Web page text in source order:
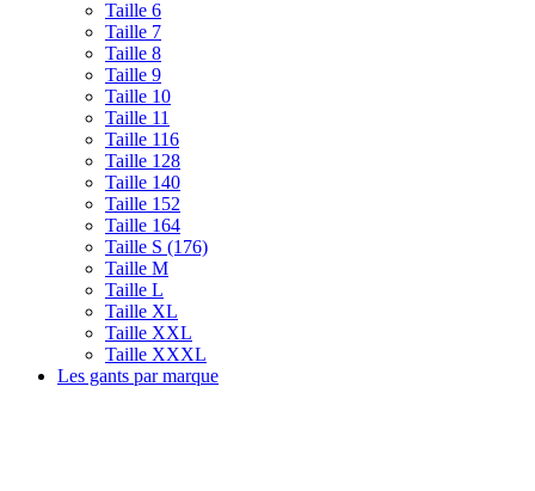
Taille 6
Taille 7
Taille 8
Taille 9
Taille 10
Taille 11
Taille 116
Taille 128
Taille 140
Taille 152
Taille 164
Taille S (176)
Taille M
Taille L
Taille XL
Taille XXL
Taille XXXL
Les gants par marque